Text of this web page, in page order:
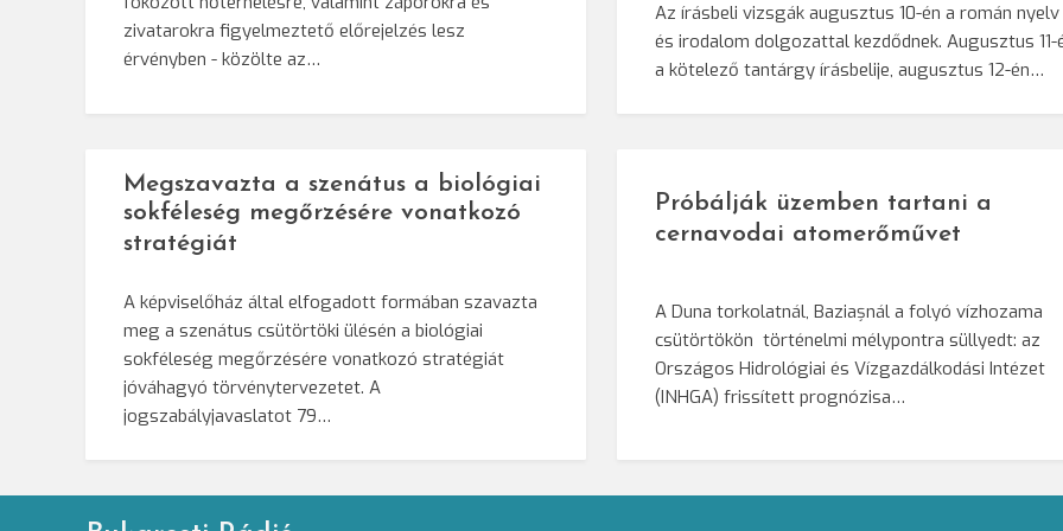
zivatarokra figyelmeztető előrejelzés lesz
érvényben - közölte az…
Az írásbeli vizsgák augusztus 10-én a román nyelv
és irodalom dolgozattal kezdődnek. Augusztus 11-
a kötelező tantárgy írásbelije, augusztus 12-én…
Megszavazta a szenátus a biológiai
sokféleség megőrzésére vonatkozó
stratégiát
A képviselőház által elfogadott formában szavazta
meg a szenátus csütörtöki ülésén a biológiai
sokféleség megőrzésére vonatkozó stratégiát
jóváhagyó törvénytervezetet. A
jogszabályjavaslatot 79…
Próbálják üzemben tartani a
cernavodai atomerőművet
A Duna torkolatnál, Baziașnál a folyó vízhozama
csütörtökön történelmi mélypontra süllyedt: az
Országos Hidrológiai és Vízgazdálkodási Intézet
(INHGA) frissített prognózisa…